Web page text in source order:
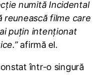
numită Incidental
reunească filme care
puțin intenționat
afirmă el.
într-o singură